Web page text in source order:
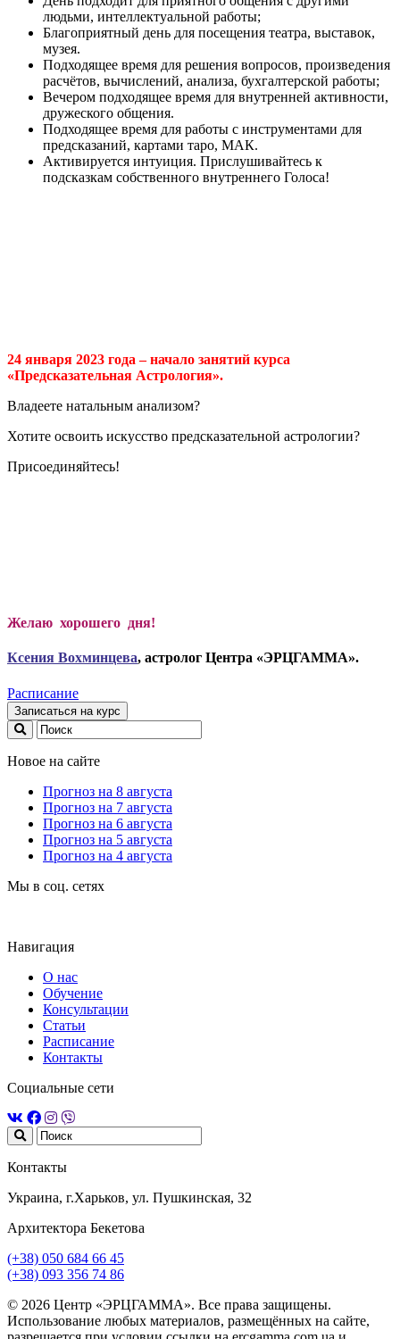
людьми, интеллектуальной работы;
Благоприятный день для посещения театра, выставок,
музея.
Подходящее время для решения вопросов, произведения
расчётов, вычислений, анализа, бухгалтерской работы;
Вечером подходящее время для внутренней активности,
дружеского общения.
Подходящее время для работы с инструментами для
предсказаний, картами таро, МАК.
Активируется интуиция. Прислушивайтесь к
подсказкам собственного внутреннего Голоса!
24 января 2023 года – начало занятий курса
«Предсказательная Астрология».
Владеете натальным анализом?
Хотите освоить искусство предсказательной астрологии?
Присоединяйтесь!
Желаю хорошего дня!
Ксения Вохминцева, астролог Центра «ЭРЦГАММА».
Расписание
Записаться на курс
Новое на сайте
Прогноз на 8 августа
Прогноз на 7 августа
Прогноз на 6 августа
Прогноз на 5 августа
Прогноз на 4 августа
Мы в соц. сетях
Навигация
О нас
Обучение
Консультации
Статьи
Расписание
Контакты
Социальные сети
Контакты
Украина, г.Харьков, ул. Пушкинская, 32
Архитектора Бекетова
(+38) 050 684 66 45
(+38) 093 356 74 86
© 2026 Центр «ЭРЦГАММА». Все права защищены.
Использование любых материалов, размещённых на сайте,